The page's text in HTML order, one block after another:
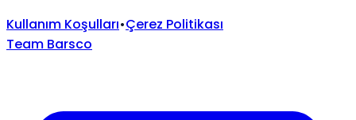
Kullanım Koşulları•Çerez Politikası
Team Barsco